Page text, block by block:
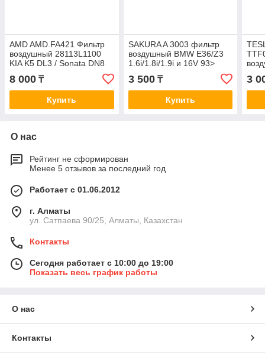
AMD AMD.FA421 Фильтр
воздушный 28113L1100
KIA K5 DL3 / Sonata DN8
8 000 ₸
Купить
SAKURA A 3003 фильтр
воздушный BMW E36/Z3
1.6i/1.8i/1.9i и 16V 93>
3 500₸
Купить
3
О нас
Рейтинг не сформирован
Менее 5 отзывов за последний год
Работает с 01.06.2012
г. Алматы
ул. Сатпаева 90/25, Алматы, Казахстан
Контакты
Сегодня работает с 10:00 до 19:00
Показать весь график работы
О нас
Контакты